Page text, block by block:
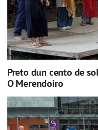
Preto dun cento de
O Merendoiro